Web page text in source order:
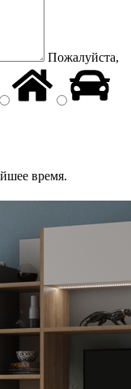
Пожалуйста,
время.